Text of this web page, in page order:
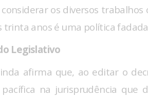
os diversos
trinta anos é uma política
Legislativo
afirma que, ao editar o
pacífica na jurisprudência que